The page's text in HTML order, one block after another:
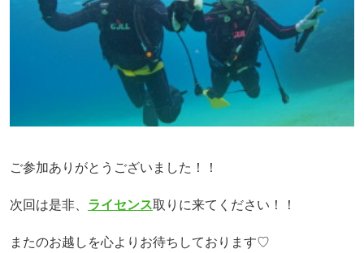
ご参加ありがとうございました！！
次回は是非、 ライセンス取りに来てください！！
またのお越しを心よりお待ちしております♡